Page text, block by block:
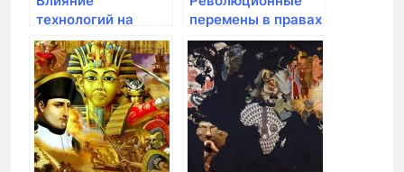
технологий на
современную
эпоху
перемены в правах
LGBT+: борьба за
равноправие и
признание